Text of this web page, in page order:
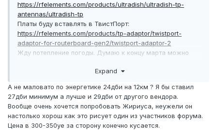
https://rfelements.com/products/ultradish/ultradish-tp-
antennas/ultradish-tp
Платы буду вставлять в ТвистПорт:
https://rfelements.com/products/tp-adaptor/twistport-
adaptor-for-routerboard-gen2/twistport-adaptor-2
Жду потепление погоды. Думаю к концу марта можно
Expand
А не маловато по энергетике 24дби на 12км ? Я бы ставил
27дби минимум а лучше и 29дби от другого вендора.
Вообще очень хочется попробовать Жириуса, неужели он
настолько хорош как это рисует один из участников форума.
Цена в 300-350уе за сторону конечно кусается.